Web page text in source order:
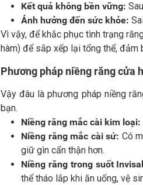
Kết quả không bền vững:
Ảnh hưởng đến sức khỏe:
Vì vậy, để khắc phục tình trạng
hàm) để sắp xếp lại tổng thể,
Phương pháp niềng răng cửa
Vậy đâu là phương pháp niềng
bạn.
Niềng răng mắc cài kim loại:
Niềng răng mắc cài sứ: Có
giữ gìn cẩn thận hơn.
Niềng răng trong suốt
thể tháo lắp khi ăn uống, vệ